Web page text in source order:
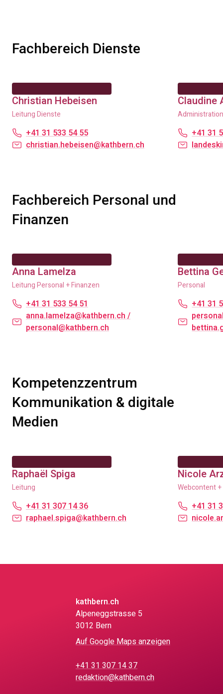
Fachbereich Dienste
Christian Hebeisen
Leitung Dienste
+41 31 533 54 55
christian.hebeisen@kathbern.ch
Claudine
+41 31
Fachbereich Personal und
Finanzen
Anna Lamelza
Leitung Personal + Finanzen
+41 31 533 54 51
anna.lamelza@kathbern.ch/
personal@kathbern.ch
Bettina
Personal
+41 31
Kompetenzzentrum
Kommunikation & digitale
Medien
Raphaël Spiga
Leitung
+41 31 307 14 36
raphael.spiga@kathbern.ch
Nicole
Webcontent
+41 31
kathbern.ch
Alpeneggstrasse 5
3012 Bern
Auf Google Maps anzeigen
+41 31 307 14 37
redaktion@kathbern.ch